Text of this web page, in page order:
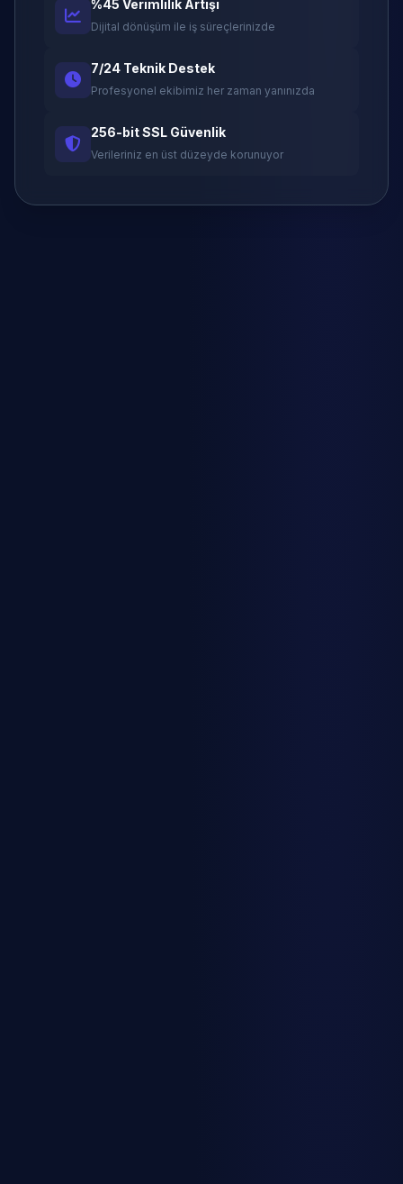
%45 Verimlilik Artışı
Dijital dönüşüm ile iş süreçlerinizde
7/24 Teknik Destek
Profesyonel ekibimiz her zaman yanınızda
256-bit SSL Güvenlik
Verileriniz en üst düzeyde korunuyor